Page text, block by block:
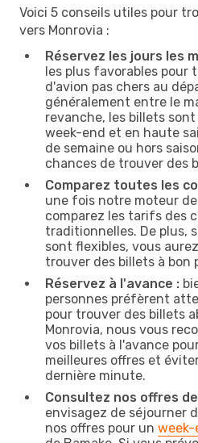
Voici 5 conseils utiles pour
vers Monrovia :
Réservez les jours les
les plus favorables pour
d'avion pas chers au
généralement entre le
revanche, les billets
week-end et en haute
de semaine ou hors
chances de trouver des
Comparez toutes les
une fois notre moteur
comparez les tarifs des
traditionnelles. De plus,
sont flexibles, vous
trouver des billets à bon
Réservez à l'avance :
personnes préfèrent
pour trouver des billets
Monrovia, nous vous
vos billets à l'avance
meilleures offres et
dernière minute.
Consultez nos offres
envisagez de séjourner
nos offres pour un week-